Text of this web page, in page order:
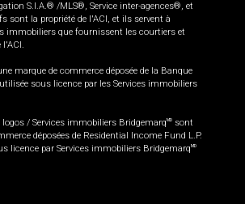
S.I.A.® /MLS®, Service inter-agences®, et
sont la propriété de l'ACI, et ils servent à
immobiliers que fournissent les courtiers et
l'ACI.
marque de commerce déposée de la Banque
sous licence par les Services immobiliers
logos / Services immobiliers BridgemarqMD
sont
déposées de Residential Income Fund L.P.
licence par Services immobiliers BridgemarqMD